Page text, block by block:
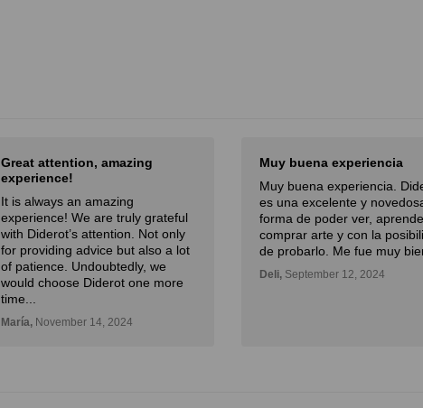
Great attention, amazing
experience!
It is always an amazing
experience! We are truly grateful
with Diderot’s attention. Not only
for providing advice but also a lot
of patience. Undoubtedly, we
would choose Diderot one more
time...
María, November 14, 2024
Muy buena experiencia
Muy buena experiencia.
es una excelente y
forma de poder ver,
comprar arte y con la
de probarlo. Me fue muy
Deli, September 12, 2024